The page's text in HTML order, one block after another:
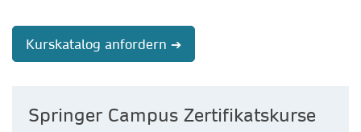
Kurskatalog anfordern ➔
Springer Campus Zertifikatskurse